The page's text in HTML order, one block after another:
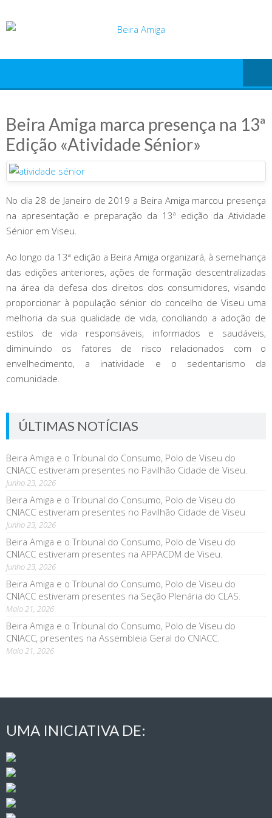
to
Beira Amiga marca presença na 13ª
Edição «Atividade Sénior»
No dia 28 de Janeiro de 2019 a Beira Amiga marcou presença
na apresentação e preparação da 13ª edição da Atividade
Sénior em Viseu.
Ao longo da 13ª edição a Beira Amiga organizará, à semelhança
das edições anteriores, ações de formação descentralizadas
na área da defesa dos direitos dos consumidores, visando
proporcionar à população sénior do concelho de Viseu uma
melhoria da sua qualidade de vida, conciliando a adoção de
estilos de vida responsáveis, informados e saudáveis,
diminuindo os fatores de risco relacionados com o
envelhecimento, a inatividade e o sedentarismo da
comunidade.
ÚLTIMAS NOTÍCIAS
Beira Amiga e o Tribunal do Consumo, Polo de Viseu do
CNIACC estiveram presentes no Pavilhão Cidade de Viseu.
Junho 23, 2026
Beira Amiga e o Tribunal do Consumo, Polo de Viseu do
CNIACC estiveram presentes no Pavilhão Cidade de Viseu
Junho 23, 2026
Beira Amiga e o Tribunal do Consumo, Polo de Viseu do
CNIACC estiveram presentes na APPACDM de Viseu.
Junho 23, 2026
Beira Amiga e o Tribunal do Consumo, Polo de Viseu do
CNIACC estiveram presentes na Seção Plenária do CLAS.
Maio 21, 2026
Beira Amiga e o Tribunal do Consumo, Polo de Viseu do
CNIACC, presentes na Assembleia Geral do CNIACC.
Maio 21, 2026
UMA INICIATIVA DE: